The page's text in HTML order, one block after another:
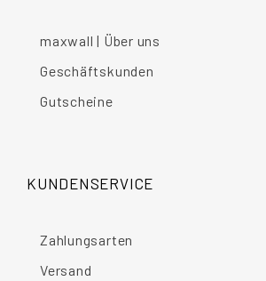
maxwall | Über uns
Geschäftskunden
Gutscheine
KUNDENSERVICE
Zahlungsarten
Versand